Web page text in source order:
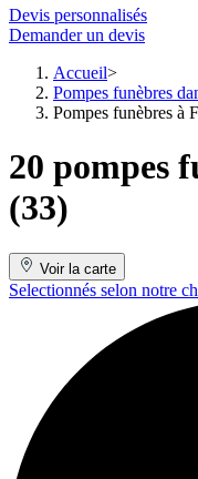
Devis personnalisés
Demander un devis
Accueil
Pompes funèbres
Pompes funèbres à
20 pompes
(33)
Voir la carte
Selectionnés selon notre